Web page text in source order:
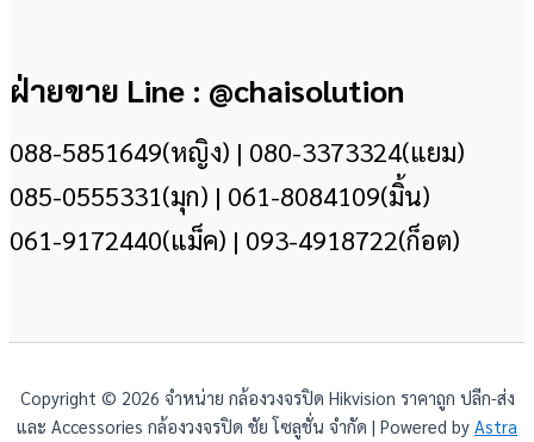
ฝ่ายขาย Line : @chaisolution
088-5851649(หญิง) | 080-3373324(แยม)
085-0555331(มุก) | 061-8084109(มิ้น)
061-9172440(แม็ค) | 093-4918722(ก็อต)
Copyright © 2026 จำหน่าย กล้องวงจรปิด Hikvision ราคาถูก ปลีก-ส่ง
และ Accessories กล้องวงจรปิด ชัย โซลูชั่น จำกัด | Powered by Astra